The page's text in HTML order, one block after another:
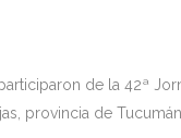
de la 42ª
provincia de